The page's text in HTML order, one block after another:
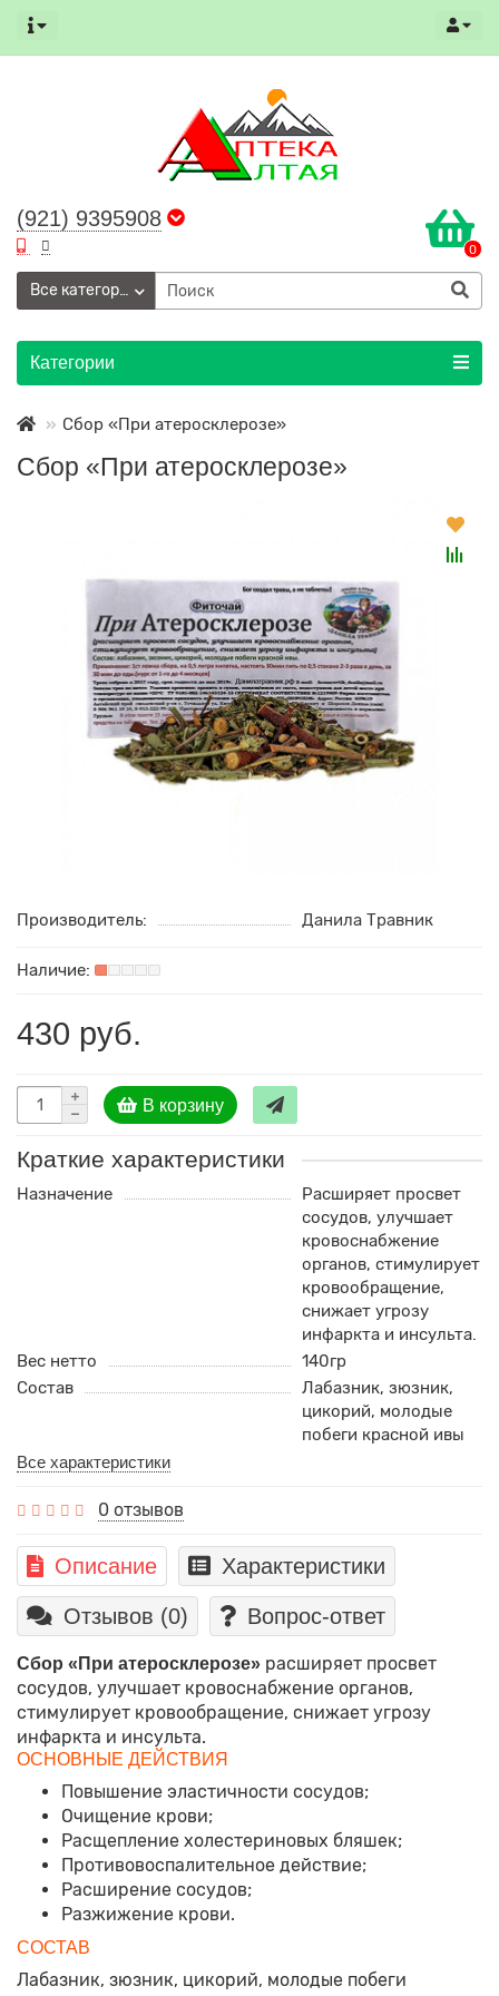
(921) 9395908
0
Все категории
Категории
Сбор «При атеросклерозе»
Сбор «При атеросклерозе»
Производитель: Данила Травник
430 руб.
В корзину
Краткие характеристики
Назначение
Расширяет просвет
сосудов, улучшает
кровоснабжение
органов, стимулирует
кровообращение,
снижает угрозу
инфаркта и инсульта.
Вес нетто
140гр
Состав
Лабазник, зюзник,
цикорий, молодые
побеги красной ивы
Все характеристики
0 отзывов
Описание Характеристики
Отзывов (0) Вопрос-ответ
Сбор «При атеросклерозе» расширяет просвет
сосудов, улучшает кровоснабжение органов,
стимулирует кровообращение, снижает угрозу
инфаркта и инсульта.
ОСНОВНЫЕ ДЕЙСТВИЯ
Повышение эластичности сосудов;
Очищение крови;
Расщепление холестериновых бляшек;
Противовоспалительное действие;
Расширение сосудов;
Разжижение крови.
СОСТАВ
Лабазник, зюзник, цикорий, молодые побеги